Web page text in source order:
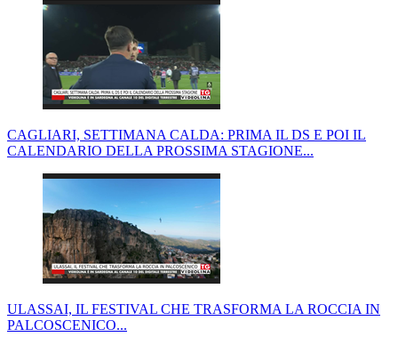
CAGLIARI, SETTIMANA CALDA: PRIMA IL DS E POI IL
CALENDARIO DELLA PROSSIMA STAGIONE...
ULASSAI, IL FESTIVAL CHE TRASFORMA LA ROCCIA IN
PALCOSCENICO...